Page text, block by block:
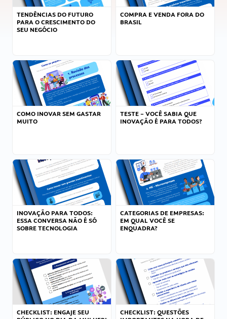
TENDÊNCIAS DO FUTURO
PARA O CRESCIMENTO DO
SEU NEGÓCIO
COMPRA E VENDA FORA DO
BRASIL
COMO INOVAR SEM GASTAR
MUITO
TESTE – VOCÊ SABIA QUE
INOVAÇÃO É PARA TODOS?
INOVAÇÃO PARA TODOS:
ESSA CONVERSA NÃO É SÓ
SOBRE TECNOLOGIA
CATEGORIAS DE EMPRESAS:
EM QUAL VOCÊ SE
ENQUADRA?
CHECKLIST: ENGAJE SEU
CHECKLIST: QUESTÕES